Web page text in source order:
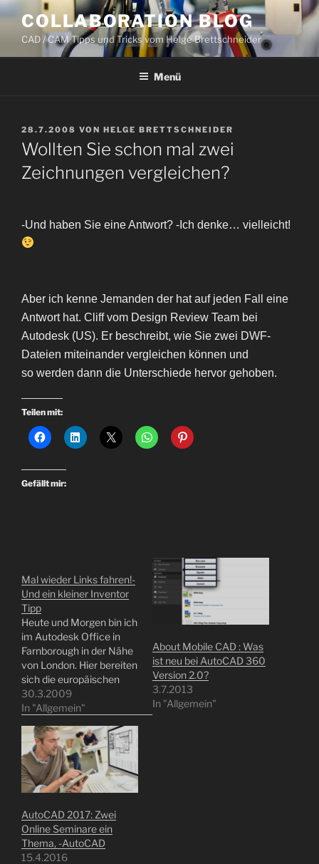
Zum
Inhalt
springen
COLLABORATION BLOG
CAD / CAM Tipps und Tricks vom Helge Brettschneider
Menü
VERÖFFENTLICHT
AM
28.7.2008 VON HELGE BRETTSCHNEIDER
Wollten Sie schon mal zwei
Zeichnungen vergleichen?
-Und haben Sie eine Antwort? -Ich denke… vielleicht!
Aber ich kenne Jemanden der hat auf jeden Fall eine
Antwort hat. Cliff vom Design Review Team bei
Autodesk (US). Er beschreibt, wie Sie zwei DWF-
Dateien miteinander vergleichen können und
so werden dann die Unterschiede hervor gehoben.
Teilen mit:
Gefällt mir:
Mal wieder Links fahren!-
Und ein kleiner Inventor
Tipp
Heute und Morgen bin ich
im Autodesk Office in
Farnborough in der Nähe
von London. Hier bereiten
sich die europäischen
AutCAD Trainer auf die
Trainings für Autodesk
auch ich, denn später im
Mai findet die Autodesk
Industrie Akademie statt,
dieser Event ist für die
Autodesk Dealer und…
30.3.2009
In "Allgemein"
About Mobile CAD : Was
ist neu bei AutoCAD 360
Version 2.0?
3.7.2013
In "Allgemein"
AutoCAD 2017: Zwei
Online Seminare ein
Thema, -AutoCAD
15.4.2016